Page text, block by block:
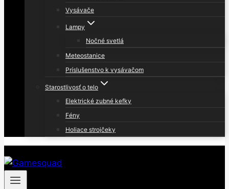
Vysávače
Lampy
Nočné svetlá
Meteostanice
Príslušenstvo k vysávačom
Starostlivosť o telo
Elektrické zubné kefky
Fény
Holiace strojčeky